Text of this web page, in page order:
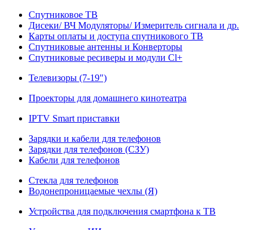
Спутниковое ТВ
Дисеки/ ВЧ Модуляторы/ Измеритель сигнала и др.
Карты оплаты и доступа спутникового ТВ
Спутниковые антенны и Конверторы
Спутниковые ресиверы и модули Cl+
Телевизоры (7-19")
Проекторы для домашнего кинотеатра
IPTV Smart приставки
Зарядки и кабели для телефонов
Зарядки для телефонов (СЗУ)
Кабели для телефонов
Стекла для телефонов
Водонепроницаемые чехлы (Я)
Устройства для подключения смартфона к ТВ